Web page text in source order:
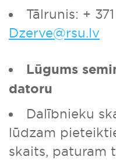
Tālrunis: +
Dzerve@rsu.lv
Lūgums
datoru
Dalībnieku
lūdzam
skaits, paturam